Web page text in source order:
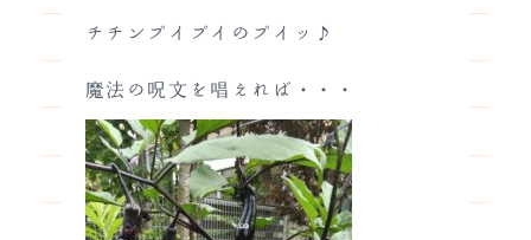
チチンプイプイのプイッ♪
魔法の呪文を唱えれば・・・